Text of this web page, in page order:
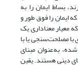
بساط ایمان را به
ایمان را فوق طور و
معیار معناداری یک
با مصلحت‌سنجی یا با
به‌عنوان مبنای
دینی هستند. یقین